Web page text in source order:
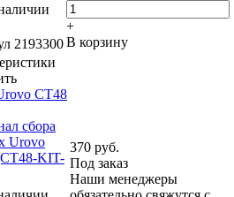
2193300
+
В корзину
CT48
сбора
Urovo
KIT-
370 руб.
Под заказ
Наши менеджеры